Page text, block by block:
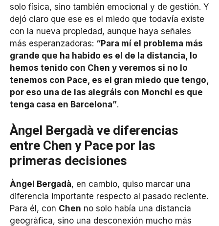
solo física, sino también emocional y de gestión. Y
dejó claro que ese es el miedo que todavía existe
con la nueva propiedad, aunque haya señales
más esperanzadoras: “Para mí el problema más
grande que ha habido es el de la distancia, lo
hemos tenido con Chen y veremos si no lo
tenemos con Pace, es el gran miedo que tengo,
por eso una de las alegráis con Monchi es que
tenga casa en Barcelona”.
Àngel Bergadà ve diferencias
entre Chen y Pace por las
primeras decisiones
Àngel Bergadà, en cambio, quiso marcar una
diferencia importante respecto al pasado reciente.
Para él, con Chen no solo había una distancia
geográfica, sino una desconexión mucho más